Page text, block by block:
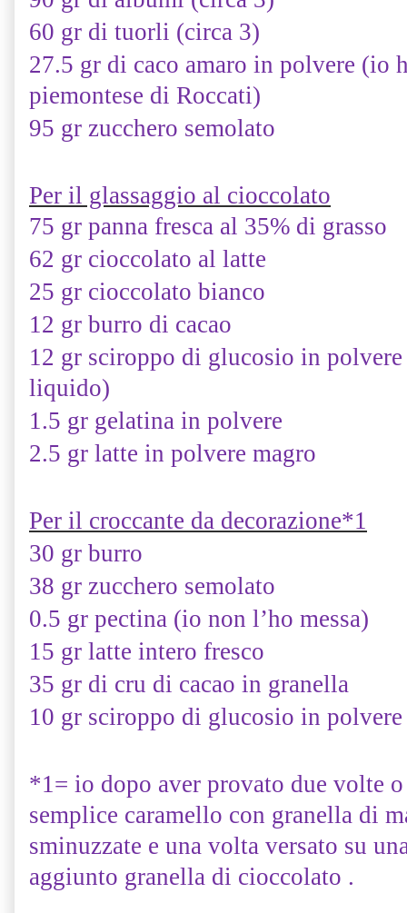
60 gr di tuorli (circa 3)
27.5 gr di caco amaro in polvere (io
piemontese di Roccati)
95 gr zucchero semolato
Per il glassaggio al cioccolato
75 gr panna fresca al 35% di grasso
62 gr cioccolato al latte
25 gr cioccolato bianco
12 gr burro di cacao
12 gr sciroppo di glucosio in
liquido)
1.5 gr gelatina in polvere
2.5 gr latte in polvere magro
Per il croccante da decorazione*1
30 gr burro
38 gr zucchero semolato
0.5 gr pectina (io non l’ho messa)
15 gr latte intero fresco
35 gr di cru di cacao in granella
10 gr sciroppo di glucosio in
*1= io dopo aver provato due volte
semplice caramello con granella di
sminuzzate e una volta versato su
aggiunto granella di cioccolato .